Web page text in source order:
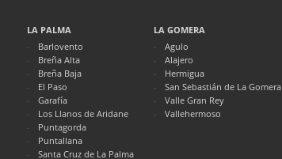
LA PALMA
Barlovento
Breña Alta
Breña Baja
El Paso
Garafía
Los Llanos de Aridane
Puntagorda
Puntallana
Santa Cruz de La Palma
LA GOMERA
Agulo
Alajero
Hermigua
San Sebastián de La Gomera
Valle Gran Rey
Vallehermoso